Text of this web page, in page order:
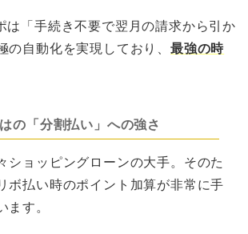
は「手続き不要で翌月の請求から引か
の自動化を実現しており、 最強の時
の「分割払い」への強さ
ショッピングローンの大手。そのた
ボ払い時のポイント加算が非常に手
ます。